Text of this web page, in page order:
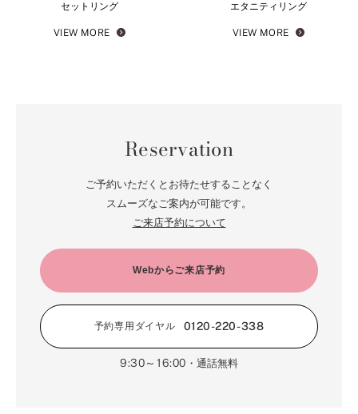
セットリング
VIEW MORE
エタニティリング
VIEW MORE
Reservation
ご予約いただくとお待たせすることなく
スムーズなご案内が可能です。
ご来店予約について
Webからご来店予約
予約専用ダイヤル 0120-220-338
9:30～16:00 ・通話無料